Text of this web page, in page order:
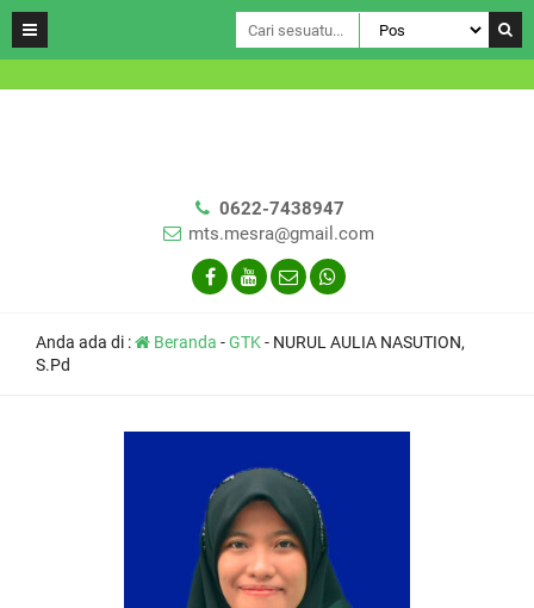
0622-7438947
mts.mesra@gmail.com
Anda ada di : Beranda -GTK- NURUL AULIA NASUTION,
S.Pd